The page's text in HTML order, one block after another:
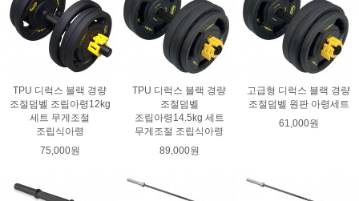
TPU 디럭스 블랙 경량
조절덤벨 조립아령12kg
세트 무게조절
조립식아령
75,000원
TPU 디럭스 블랙 경량
조절덤벨
조립아령14.5kg 세트
무게조절 조립식아령
89,000원
고급형 디럭스 블랙 경량
조절덤벨 원판 아령세트
61,000원